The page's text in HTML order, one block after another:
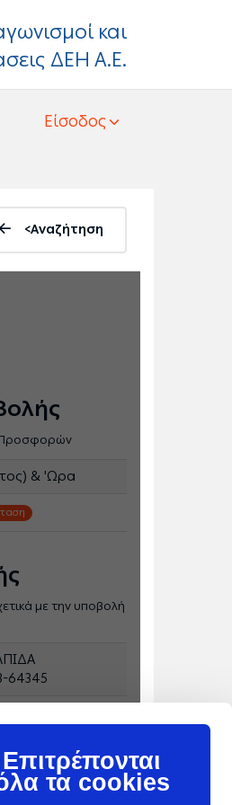
Επιτρέπονται
τα cookies
και
ΔΕΗ Α.Ε.
Είσοδος
<Αναζήτηση
Προσφορών
& 'Ωρα
με την υποβολή
64345
με
cosmoONE